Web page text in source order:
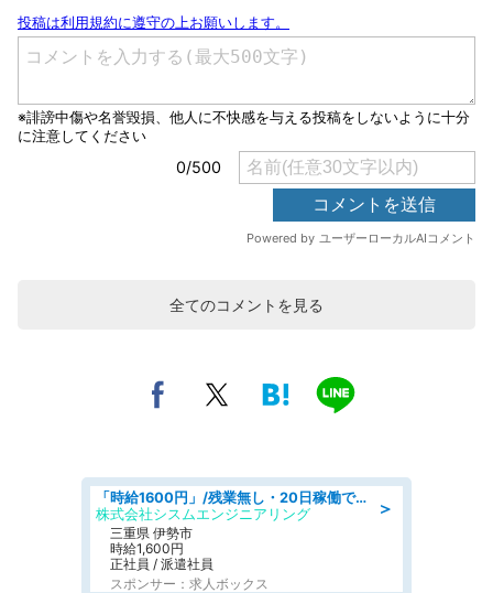
全てのコメントを見る
＞
「時給1600円」/残業無し・20日稼働で月収25万円以上可/人物重視の選考/ねじ締めや梱包業務
株式会社シスムエンジニアリング
三重県 伊勢市
時給1,600円
正社員 / 派遣社員
スポンサー：求人ボックス